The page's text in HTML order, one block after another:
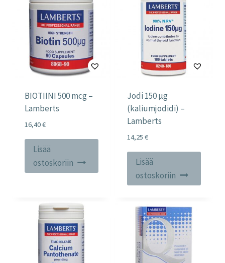
BIOTIINI 500 mcg –
Lamberts
16,40€
Lisää
ostoskoriin
Jodi 150 µg
(kaliumjodidi) –
Lamberts
14,25 €
Lisää
ostoskoriin